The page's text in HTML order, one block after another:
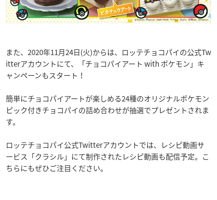
また、2020年11月24日(火)からは、ロッテチョコパイの公式Tw
itterアカウントにて、「チョコパイアート with ポケモン」キ
ャンペーンもスタート！
簡単にチョコパイアートが楽しめる24種のオリジナルポケモン
ピック付きチョコパイの詰め合わせが抽選でプレゼントされま
す。
ロッテチョコパイ公式Twitterアカウントでは、レシピ動画サ
ービス「クラシル」にて制作されたレシピ動画も配信予定。こ
ちらにもぜひご注目ください。